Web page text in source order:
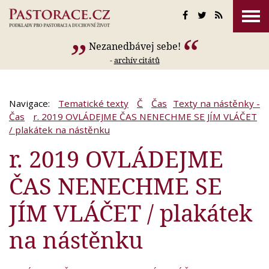
Nezanedbávej sebe!
-archív citátů
Navigace: Tematické texty Č Čas Texty na nástěnky -
Čas
r. 2019 OVLÁDEJME ČAS NENECHME SE JÍM VLÁČET
/ plakátek na nástěnku
r. 2019 OVLÁDEJME
ČAS NENECHME SE
JÍM VLÁČET / plakátek
na nástěnku